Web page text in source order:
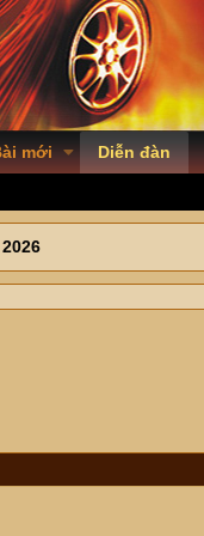
mới Diễn đàn